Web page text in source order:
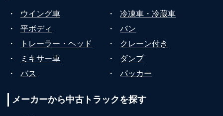
・ ウイング車 ・
冷凍車・冷蔵車
・
平ボディ ・
バン
・
トレーラー・ヘッド ・
クレーン付き
・
ミキサー車 ・
ダンプ
・
バス ・ パッカー
メーカーから中古トラックを探す